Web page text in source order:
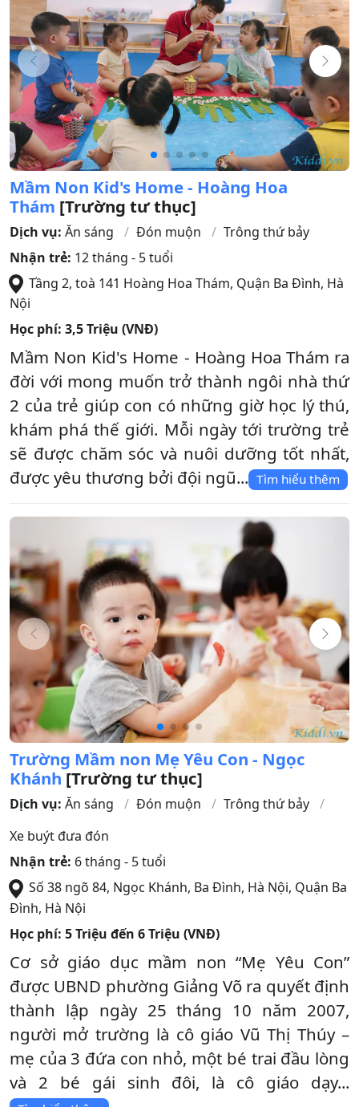
Mầm Non Kid's Home - Hoàng Hoa
Thám [Trường tư thục]
Dịch vụ: Ăn sáng Đón muộn
Trông thứ bảy
Nhận trẻ: 12 tháng - 5 tuổi
Tầng 2, toà 141 Hoàng Hoa Thám, Quận Ba Đình, Hà
Nội
Học phí: 3,5 Triệu (VNĐ)
Mầm Non Kid's Home - Hoàng Hoa Thám ra
đời với mong muốn trở thành ngôi nhà thứ
2 của trẻ giúp con có những giờ học lý thú,
khám phá thế giới. Mỗi ngày tới trường trẻ
sẽ được chăm sóc và nuôi dưỡng tốt nhất,
được yêu thương bởi đội ngũ... Tìm hiểu thêm
Trường Mầm non Mẹ Yêu Con - Ngọc
Khánh [Trường tư thục]
Dịch vụ: Ăn sáng Đón muộn
Trông thứ bảy
Xe buýt đưa đón
Nhận trẻ: 6 tháng - 5 tuổi
Số 38 ngõ 84, Ngọc Khánh, Ba Đình, Hà Nội, Quận Ba
Đình, Hà Nội
Học phí: 5 Triệu đến 6 Triệu (VNĐ)
Cơ sở giáo dục mầm non “Mẹ Yêu Con”
được UBND phường Giảng Võ ra quyết định
thành lập ngày 25 tháng 10 năm 2007,
người mở trường là cô giáo Vũ Thị Thúy –
mẹ của 3 đứa con nhỏ, một bé trai đầu lòng
và 2 bé gái sinh đôi, là cô giáo dạy...